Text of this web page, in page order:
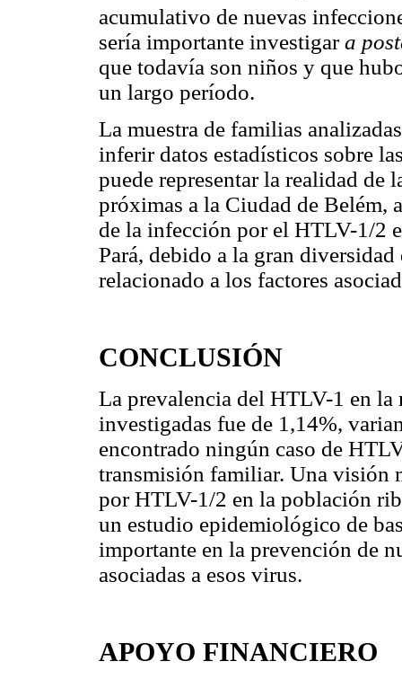
acumulativo de nuevas
sería importante investigara
que todavía son niños y que
un largo período.
La muestra de familias
inferir datos estadísticos sobre
puede representar la realidad de
próximas a la Ciudad de Belém,
de la infección por el HTLV-1/2
Pará, debido a la gran
relacionado a los factores
CONCLUSIÓN
La prevalencia del HTLV-1 en la
investigadas fue de 1,14%,
encontrado ningún caso de
transmisión familiar. Una visión
por HTLV-1/2 en la población
un estudio epidemiológico de
importante en la prevención de
asociadas a esos virus.
APOYO FINANCIERO